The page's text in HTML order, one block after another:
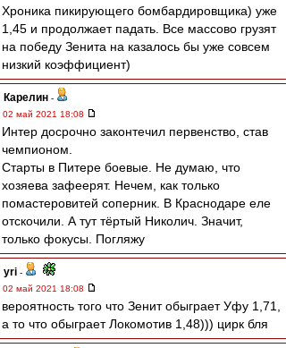
Хроника пикирующего бомбардировщика) уже
1,45 и продолжает падать. Все массово грузят
на победу Зенита на казалось бы уже совсем
низкий коэффициент)
Карелин -
02 май 2021 18:08
Интер досрочно законтечил первенство, став
чемпионом.
Старты в Питере боевые. Не думаю, что
хозяева зафеерят. Нечем, как только
помастеровитей соперник. В Краснодаре еле
отскочили. А тут тёртый Николич. Значит,
только фокусы. Погляжу
yri -
02 май 2021 18:08
вероятность того что Зенит обыграет Уфу 1,71,
а то что обыграет Локомотив 1,48))) цирк бля